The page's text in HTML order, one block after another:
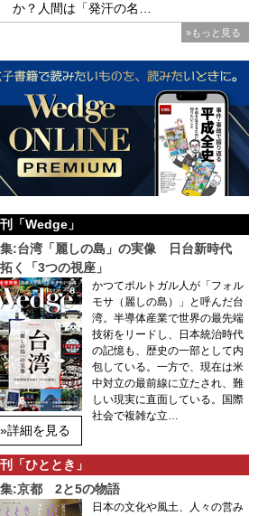
か？人間は「発汗の名…
»もっと見る
「Wedge」
:台湾「麗しの島」の実像 日台新時代
く「3つの視座」
»詳細を見る
かつてポルトガル人が「フォル
モサ（麗しの島）」と呼んだ台
湾。半導体産業で世界の最先端
技術をリードし、日本統治時代
の記憶も、歴史の一部として内
包している。一方で、現在は米
中対立の最前線に立たされ、難
しい現実に直面している。国際
社会で複雑な立…
「ひととき」
:京都 2と5の物語
日本の文化や風土、人々の営み